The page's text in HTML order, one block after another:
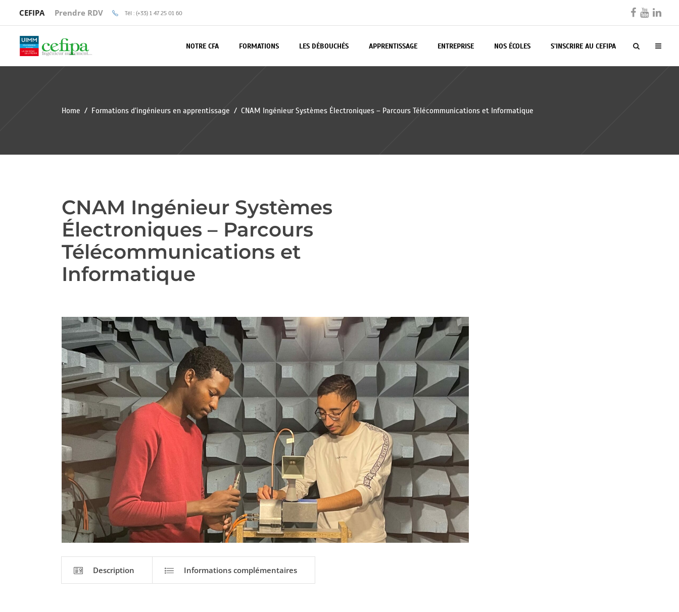
CEFIPA Prendre RDV Tél : (+33) 1 47 25 01 60
NOTRE CFA FORMATIONS LES DÉBOUCHÉS APPRENTISSAGE ENTREPRISE NOS ÉCOLES S’INSCRIRE AU CEFIPA
Home / Formations d’ingénieurs en apprentissage / CNAM Ingénieur Systèmes Électroniques – Parcours Télécommunications et Informatique
CNAM Ingénieur Systèmes
Électroniques – Parcours
Télécommunications et
Informatique
Description Informations complémentaires